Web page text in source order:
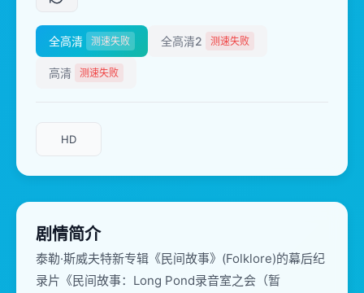
全高清 测速失败 全高清2 测速失败
高清 测速失败
HD
剧情简介
泰勒·斯威夫特新专辑《民间故事》(Folklore)的幕后纪
录片《民间故事：Long Pond录音室之会（暂